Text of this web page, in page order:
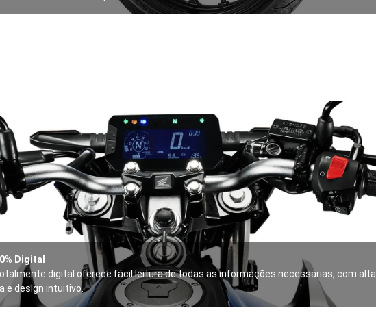
Digital
digital oferece fácil leitura de todas as informações necessárias, com alta
e design intuitivo.